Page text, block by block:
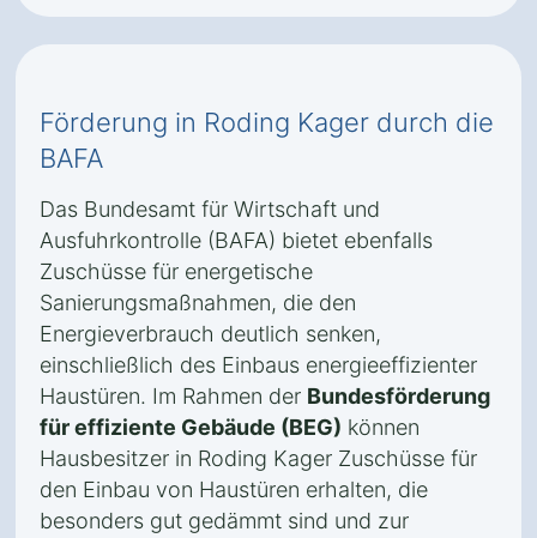
Förderung in Roding Kager durch die
BAFA
Das Bundesamt für Wirtschaft und
Ausfuhrkontrolle (BAFA) bietet ebenfalls
Zuschüsse für energetische
Sanierungsmaßnahmen, die den
Energieverbrauch deutlich senken,
einschließlich des Einbaus energieeffizienter
Haustüren. Im Rahmen der Bundesförderung
für effiziente Gebäude (BEG) können
Hausbesitzer in Roding Kager Zuschüsse für
den Einbau von Haustüren erhalten, die
besonders gut gedämmt sind und zur